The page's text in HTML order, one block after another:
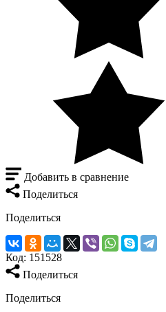
Добавить в сравнение
Поделиться
Поделиться
Код: 151528
Поделиться
Поделиться